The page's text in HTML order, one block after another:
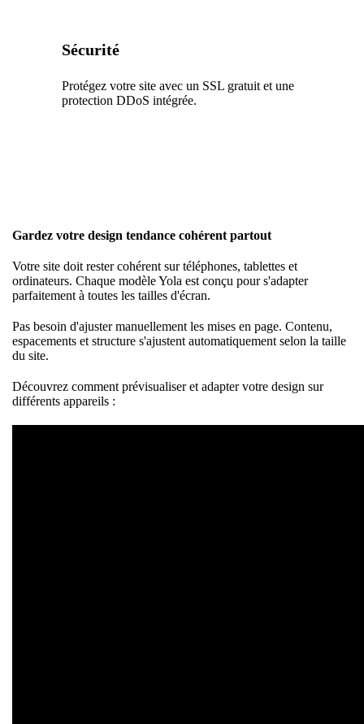
Sécurité
Protégez votre site avec un SSL gratuit et une
protection DDoS intégrée.
Gardez votre design tendance cohérent partout
Votre site doit rester cohérent sur téléphones, tablettes et
ordinateurs. Chaque modèle Yola est conçu pour s'adapter
parfaitement à toutes les tailles d'écran.
Pas besoin d'ajuster manuellement les mises en page. Contenu,
espacements et structure s'ajustent automatiquement selon la taille
du site.
Découvrez comment prévisualiser et adapter votre design sur
différents appareils :